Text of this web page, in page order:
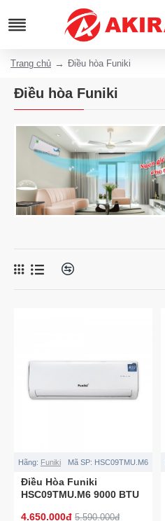
Trang chủ Điều hòa Funiki
Điều hòa Funiki
Hãng: Funiki Mã SP: HSC09TMU.M6
Điều Hòa Funiki
HSC09TMU.M6 9000 BTU
4.650.000đ 5.590.000đ